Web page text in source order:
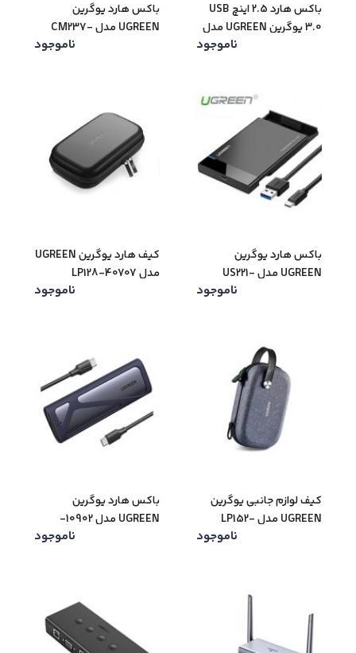
باکس هارد 2.5 اینچ USB
3.0 یوگرین UGREEN مدل
ناموجود
باکس هارد یوگرین
UGREEN مدل CM237-
ناموجود
باکس هارد یوگرین
UGREEN مدل US221-
ناموجود
کیف هارد یوگرین UGREEN
مدل LP128-40707
ناموجود
کیف لوازم جانبی یوگرین
UGREEN مدل LP152-
ناموجود
باکس هارد یوگرین
UGREEN مدل 10902-
ناموجود